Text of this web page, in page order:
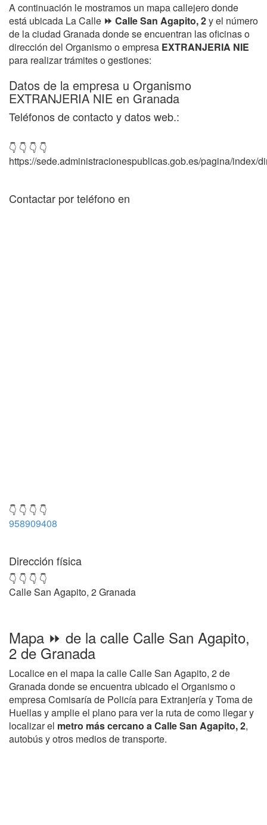
A continuación le mostramos un mapa callejero donde
está ubicada La Calle ⏩ Calle San Agapito, 2y el número
de la ciudad Granada donde se encuentran las oficinas o
dirección del Organismo o empresa EXTRANJERIA NIE
para realizar trámites o gestiones:
Datos de la empresa u Organismo
EXTRANJERIA NIE en Granada
Teléfonos de contacto y datos web.:
👇 👇 👇 👇
https://sede.administracionespublicas.gob.es/pagina/index/
Contactar por teléfono en
👇 👇 👇 👇
958909408
Dirección física
👇 👇 👇 👇
Calle San Agapito, 2 Granada
Mapa ⏩ de la calle Calle San Agapito,
2 de Granada
Localice en el mapa la calle Calle San Agapito, 2 de
Granada donde se encuentra ubicado el Organismo o
empresa Comisaría de Policía para Extranjería y Toma de
Huellas y amplie el plano para ver la ruta de como llegar y
localizar el metro más cercano a Calle San Agapito, 2,
autobús y otros medios de transporte.